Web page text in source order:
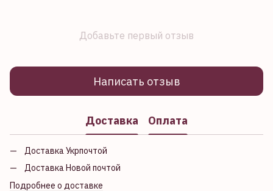
Добавьте первый отзыв
Написать отзыв
Доставка Оплата
Доставка Укрпочтой
Доставка Новой почтой
Подробнее о доставке